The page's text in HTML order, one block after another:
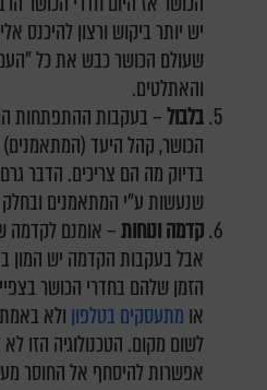
יש יותר ביקוש ורצון להיכנס
שעולם הכושר כבש את כל
והאתלטים.
בלבול– בעקבות ההתפתחות
הכושר, קהל היעד
בדיוק מה הם צריכים. הדבר גרם
שנעשות ע"י המתאמנים
קדמה ונוחות– אומנם לקדמה
אבל בעקבות הקדמה יש המון
הזמן שלהם בחדרי הכושר
או מתעסקים בטלפון ולא
לשום מקום. הטכנולוגיה הזו
אפשרות להיסחף אל החוסר